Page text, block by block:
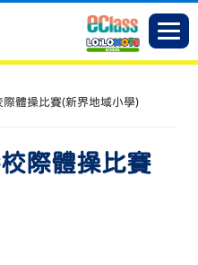
體操比賽(新界地域小學)
際體操比賽